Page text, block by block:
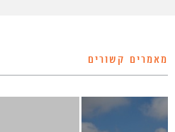
מאמרים קשורים